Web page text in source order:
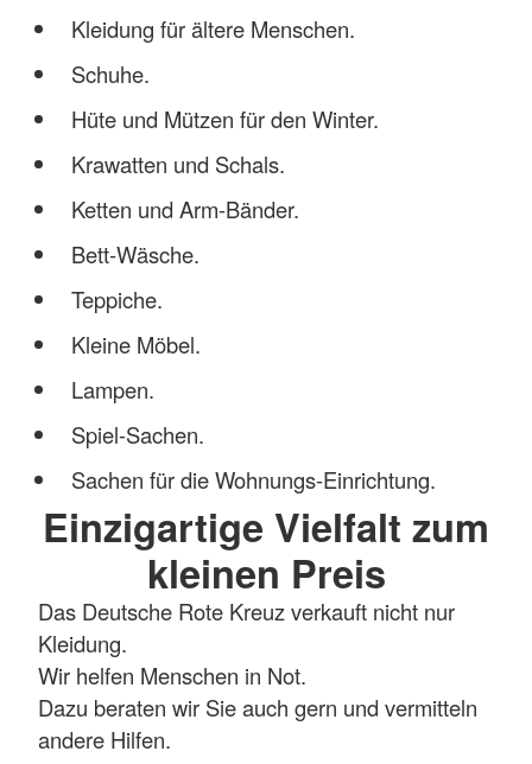
Kleidung für ältere Menschen.
Schuhe.
Hüte und Mützen für den Winter.
Krawatten und Schals.
Ketten und Arm-Bänder.
Bett-Wäsche.
Teppiche.
Kleine Möbel.
Lampen.
Spiel-Sachen.
Sachen für die Wohnungs-Einrichtung.
Einzigartige Vielfalt zum
kleinen Preis
Das Deutsche Rote Kreuz verkauft nicht nur
Kleidung.
Wir helfen Menschen in Not.
Dazu beraten wir Sie auch gern und vermitteln
andere Hilfen.